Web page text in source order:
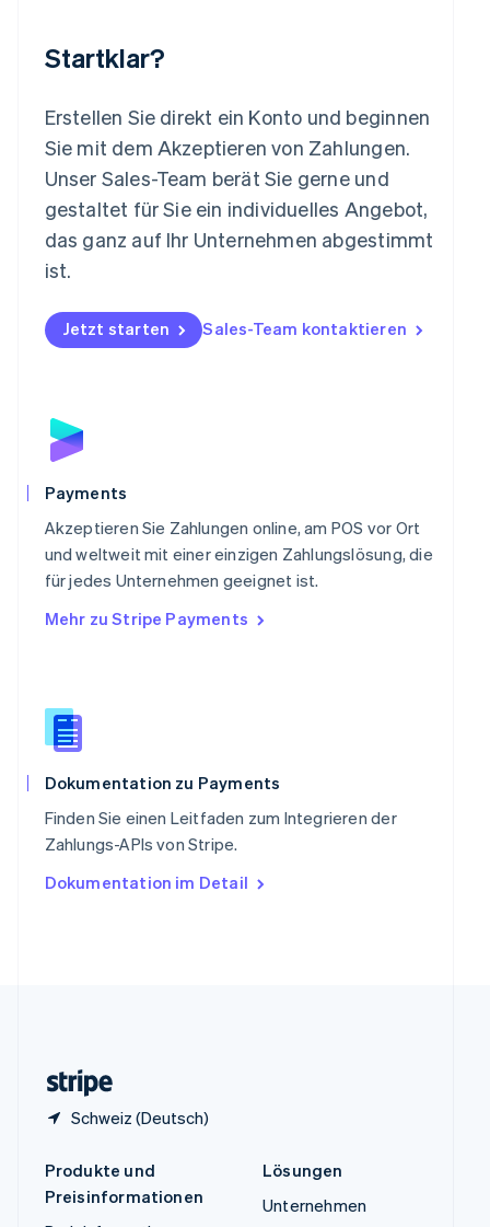
Startklar?
Erstellen Sie direkt ein Konto und beginnen
Sie mit dem Akzeptieren von Zahlungen.
Unser Sales-Team berät Sie gerne und
gestaltet für Sie ein individuelles Angebot,
das ganz auf Ihr Unternehmen abgestimmt
ist.
Jetzt starten Sales-Team kontaktieren
Payments
Akzeptieren Sie Zahlungen online, am POS vor Ort
und weltweit mit einer einzigen Zahlungslösung, die
für jedes Unternehmen geeignet ist.
Mehr zu Stripe Payments
Dokumentation zu Payments
Finden Sie einen Leitfaden zum Integrieren der
Zahlungs-APIs von Stripe.
Dokumentation im Detail
Schweiz (Deutsch)
English
Español English
Neuseeland
English
Niederlande
Norwegen
English
Polen
English
Portugal
Schweden
Deutsch
Singapur
English 简体中文
Slowakei
English
Slowenien
English
Spanien
Español
Thailand
Tschechische Republik
English
English
Produkte und
Preisinformationen
Lösungen
Unternehmen